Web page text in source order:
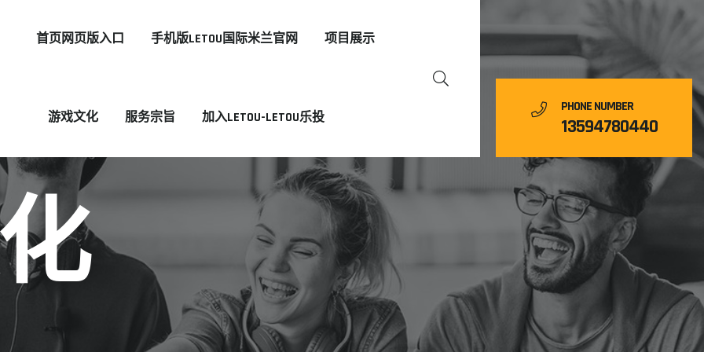
首页网页版入口 手机版LETOU国际米兰官网 项目展示
游戏文化 服务宗旨 加入LETOU-LETOU乐投
PHONE NUMBER
13594780440